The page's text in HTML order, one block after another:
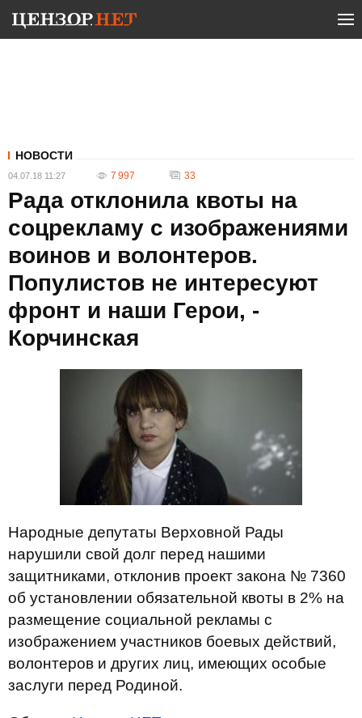
НОВОСТИ
04.07.18 11:27 7 997 33
Рада отклонила квоты на
соцрекламу с изображениями
воинов и волонтеров.
Популистов не интересуют
фронт и наши Герои, -
Корчинская
Народные депутаты Верховной Рады
нарушили свой долг перед нашими
защитниками, отклонив проект закона № 7360
об установлении обязательной квоты в 2% на
размещение социальной рекламы с
изображением участников боевых действий,
волонтеров и других лиц, имеющих особые
заслуги перед Родиной.